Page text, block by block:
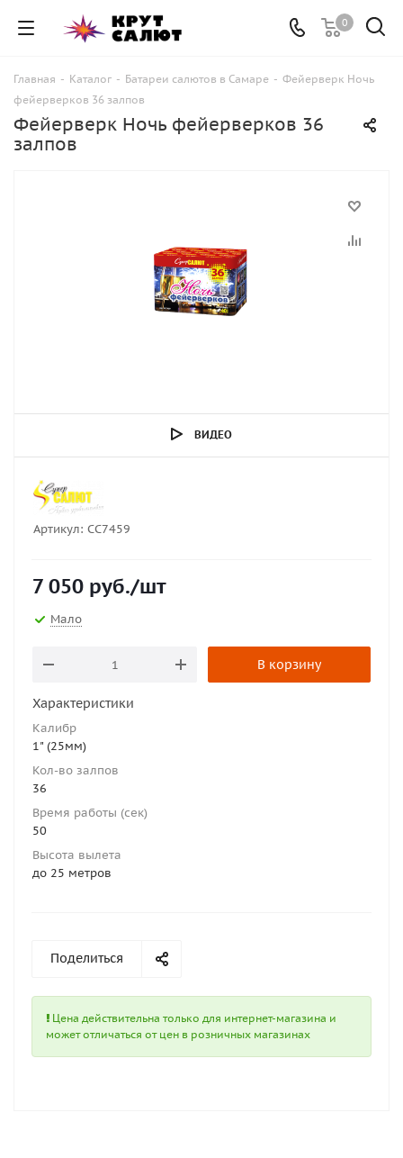
0
Главная - Каталог - Батареи салютов в Самаре - Фейерверк Ночь
фейерверков 36 залпов
Фейерверк Ночь фейерверков 36
залпов
ВИДЕО
Артикул: СС7459
7 050 руб./шт
Мало
В корзину
Характеристики
Калибр
1" (25мм)
Кол-во залпов
36
Время работы (сек)
50
Высота вылета
до 25 метров
Поделиться
Цена действительна только для интернет-магазина и
может отличаться от цен в розничных магазинах